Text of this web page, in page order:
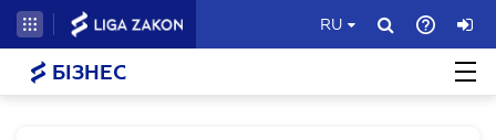
RU
БІЗНЕС